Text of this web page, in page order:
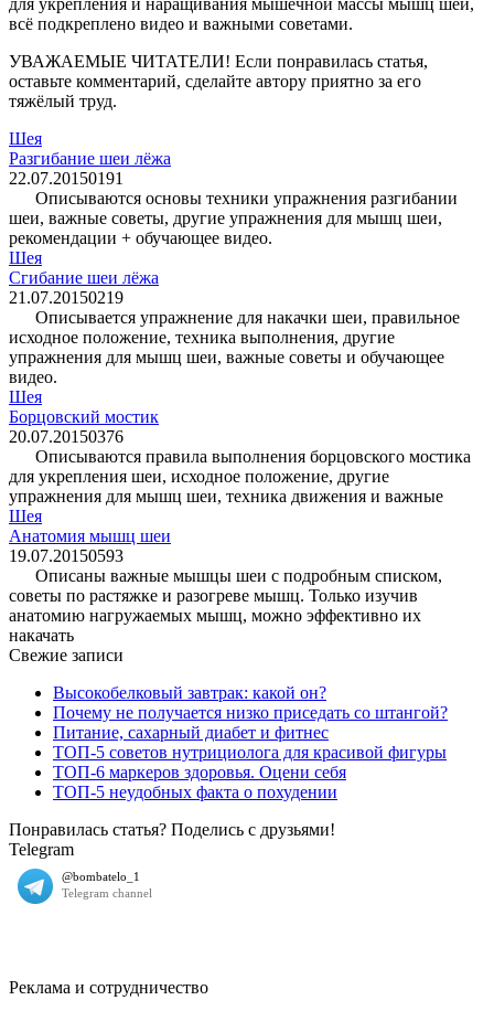
всё подкреплено видео и важными советами.
УВАЖАЕМЫЕ ЧИТАТЕЛИ! Если понравилась статья,
оставьте комментарий, сделайте автору приятно за его
тяжёлый труд.
Шея
Разгибание шеи лёжа
22.07.20150191
Описываются основы техники упражнения разгибании
шеи, важные советы, другие упражнения для мышц шеи,
рекомендации + обучающее видео.
Шея
Сгибание шеи лёжа
21.07.20150219
Описывается упражнение для накачки шеи, правильное
исходное положение, техника выполнения, другие
упражнения для мышц шеи, важные советы и обучающее
видео.
Шея
Борцовский мостик
20.07.20150376
Описываются правила выполнения борцовского мостика
для укрепления шеи, исходное положение, другие
упражнения для мышц шеи, техника движения и важные
Шея
Анатомия мышц шеи
19.07.20150593
Описаны важные мышцы шеи с подробным списком,
советы по растяжке и разогреве мышц. Только изучив
анатомию нагружаемых мышц, можно эффективно их
накачать
Свежие записи
Высокобелковый завтрак: какой он?
Почему не получается низко приседать со штангой?
Питание, сахарный диабет и фитнес
ТОП-5 советов нутрициолога для красивой фигуры
ТОП-6 маркеров здоровья. Оцени себя
ТОП-5 неудобных факта о похудении
Понравилась статья? Поделись с друзьями!
Telegram
Реклама и сотрудничество